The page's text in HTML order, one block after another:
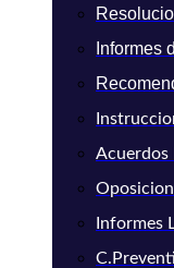
Informes
Acuerdos
Informes